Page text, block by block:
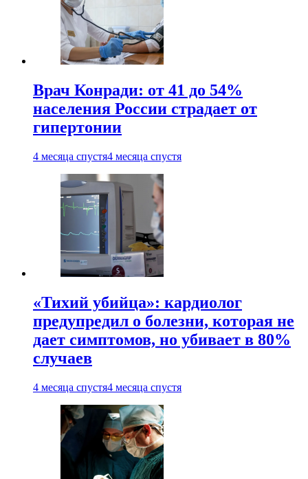
Врач Конради: от 41 до 54%
населения России страдает от
гипертонии
4 месяца спустя4 месяца спустя
«Тихий убийца»: кардиолог
предупредил о болезни, которая не
дает симптомов, но убивает в 80%
случаев
4 месяца спустя4 месяца спустя